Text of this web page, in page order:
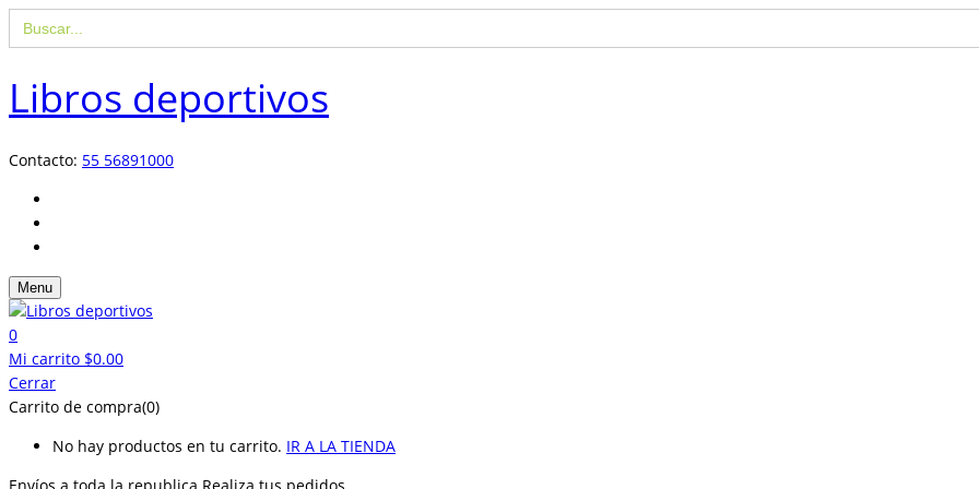
Buscar:
Libros deportivos
Contacto: 55 56891000
Menu
0
Mi carrito $0.00
Cerrar
Carrito de compra(0)
No hay productos en tu carrito. IR A LA TIENDA